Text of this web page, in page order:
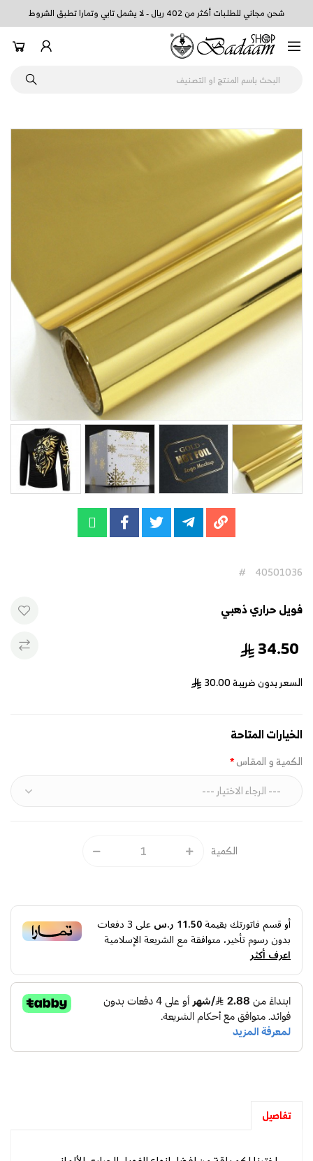
شحن مجاني للطلبات أكثر من 402 ريال - لا يشمل تابي وتمارا تطبق الشروط
40501036
#
فويل حراري ذهبي
34.50
السعر بدون ضريبة30.00
الخيارات المتاحة
الكمية و المقاس
الكمية
أو قسم فاتورتك بقيمة11.50 ر.س على3دفعات
بدون رسوم تأخير، متوافقة مع الشريعة الإسلامية
اعرف أكثر
تفاصيل